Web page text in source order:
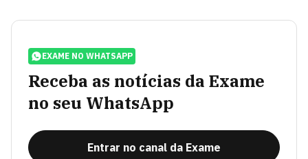
EXAME NO WHATSAPP
Receba as notícias da Exame
no seu WhatsApp
Entrar no canal da Exame